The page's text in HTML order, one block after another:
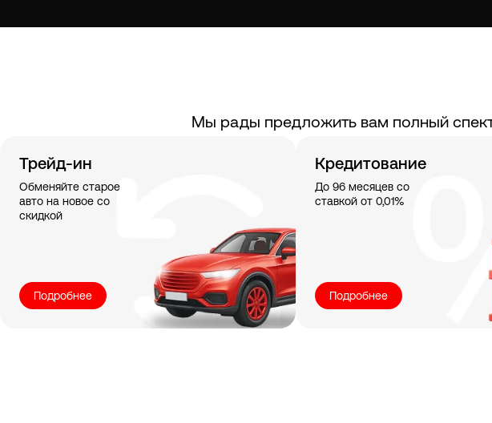
Мы рады предложить вам полный
Трейд-ин
Обменяйте старое
авто на новое со
скидкой
Подробнее
Кредитование
До 96 месяцев со
ставкой от 0,01%
Подробнее